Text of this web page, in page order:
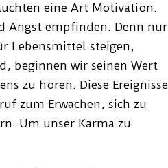
eine Art Motivation.
Angst empfinden. Denn nur
Lebensmittel steigen,
beginnen wir seinen Wert
zu hören. Diese Ereignisse
zum Erwachen, sich zu
Um unser Karma zu